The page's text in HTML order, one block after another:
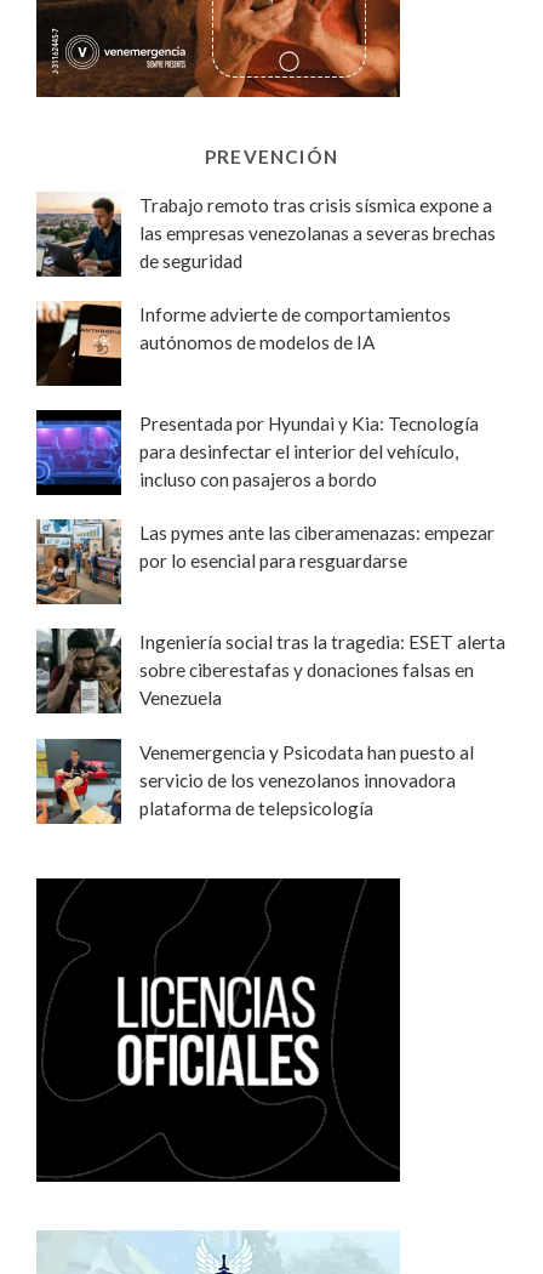
PREVENCIÓN
Trabajo remoto tras crisis sísmica expone a
las empresas venezolanas a severas brechas
de seguridad
Informe advierte de comportamientos
autónomos de modelos de IA
Presentada por Hyundai y Kia: Tecnología
para desinfectar el interior del vehículo,
incluso con pasajeros a bordo
Las pymes ante las ciberamenazas: empezar
por lo esencial para resguardarse
Ingeniería social tras la tragedia: ESET alerta
sobre ciberestafas y donaciones falsas en
Venezuela
Venemergencia y Psicodata han puesto al
servicio de los venezolanos innovadora
plataforma de telepsicología